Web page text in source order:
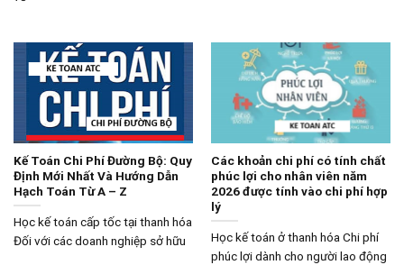
Kế Toán Chi Phí Đường Bộ: Quy
Định Mới Nhất Và Hướng Dẫn
Hạch Toán Từ A – Z
Học kế toán cấp tốc tại thanh hóa
Đối với các doanh nghiệp sở hữu
Các khoản chi phí có tính chất
phúc lợi cho nhân viên năm
2026 được tính vào chi phí hợp
lý
Học kế toán ở thanh hóa Chi phí
phúc lợi dành cho người lao động